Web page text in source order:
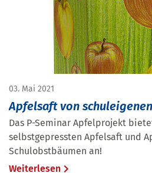
03. Mai 2021
Apfelsaft von
Das P-Seminar Apfelprojekt
selbstgepressten Apfelsaft und
Schulobstbäumen an!
Weiterlesen